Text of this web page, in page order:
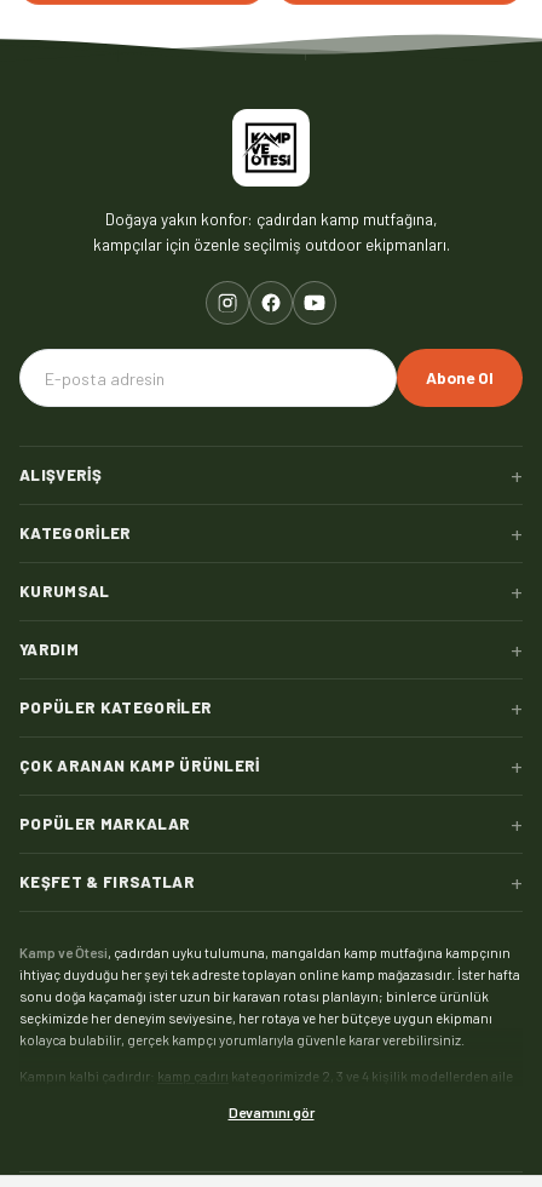
Doğaya yakın konfor: çadırdan kamp mutfağına,
kampçılar için özenle seçilmiş outdoor ekipmanları.
Abone Ol
ALIŞVERIŞ +
KATEGORILER +
KURUMSAL +
YARDIM +
POPÜLER KATEGORILER +
ÇOK ARANAN KAMP ÜRÜNLERI +
POPÜLER MARKALAR +
KEŞFET & FIRSATLAR +
Kamp ve Ötesi, çadırdan uyku tulumuna, mangaldan kamp mutfağına kampçının
ihtiyaç duyduğu her şeyi tek adreste toplayan online kamp mağazasıdır. İster hafta
sonu doğa kaçamağı ister uzun bir karavan rotası planlayın; binlerce ürünlük
seçkimizde her deneyim seviyesine, her rotaya ve her bütçeye uygun ekipmanı
kolayca bulabilir, gerçek kampçı yorumlarıyla güvenle karar verebilirsiniz.
Kampın kalbi çadırdır: kamp çadırı kategorimizde 2, 3 ve 4 kişilik modellerden aile
pratik şişme çadırlara kadar geniş bir yelpaze sizi bekliyor. Zorlu hava koşullarında
Devamını gör